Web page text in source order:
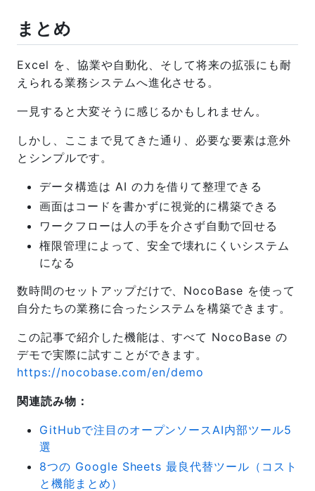
まとめ
Excel を、協業や自動化、そして将来の拡張にも耐
えられる業務システムへ進化させる。
一見すると大変そうに感じるかもしれません。
しかし、ここまで見てきた通り、必要な要素は意外
とシンプルです。
データ構造は AI の力を借りて整理できる
画面はコードを書かずに視覚的に構築できる
ワークフローは人の手を介さず自動で回せる
権限管理によって、安全で壊れにくいシステム
になる
数時間のセットアップだけで、NocoBase を使って
自分たちの業務に合ったシステムを構築できます。
この記事で紹介した機能は、すべて NocoBase の
デモで実際に試すことができます。
https://nocobase.com/en/demo
関連読み物：
GitHubで注目のオープンソースAI内部ツール5
選
8つの Google Sheets 最良代替ツール（コスト
と機能まとめ）